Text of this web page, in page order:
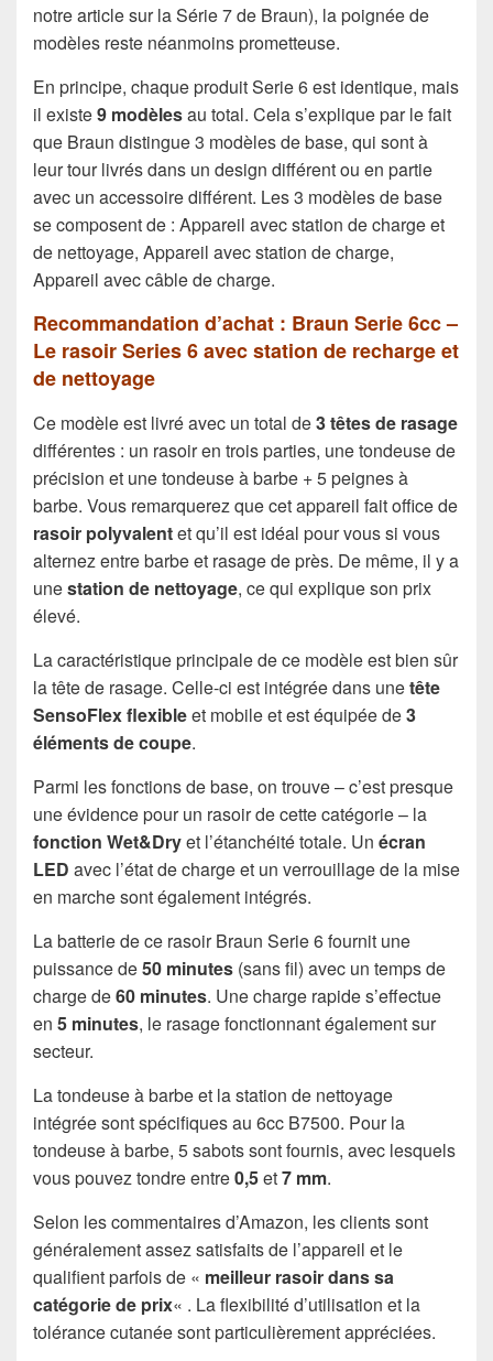
notre article sur la Série 7 de Braun), la poignée de
modèles reste néanmoins prometteuse.
En principe, chaque produit Serie 6 est identique, mais
il existe9 modèlesau total. Cela s’explique par le fait
que Braun distingue 3 modèles de base, qui sont à
leur tour livrés dans un design différent ou en partie
avec un accessoire différent. Les 3 modèles de base
se composent de : Appareil avec station de charge et
de nettoyage, Appareil avec station de charge,
Appareil avec câble de charge.
Recommandation d’achat : Braun Serie 6cc –
Le rasoir Series 6 avec station de recharge et
de nettoyage
Ce modèle est livré avec un total de3 têtes de rasage
différentes : un rasoir en trois parties, une tondeuse de
précision et une tondeuse à barbe + 5 peignes à
barbe. Vous remarquerez que cet appareil fait office de
rasoir polyvalentet qu’il est idéal pour vous si vous
alternez entre barbe et rasage de près. De même, il y a
unestation de nettoyage, ce qui explique son prix
élevé.
La caractéristique principale de ce modèle est bien sûr
la tête de rasage. Celle-ci est intégrée dans unetête
SensoFlex flexibleet mobile et est équipée de3
éléments de coupe.
Parmi les fonctions de base, on trouve – c’est presque
une évidence pour un rasoir de cette catégorie – la
fonction Wet&Dryet l’étanchéité totale. Un écran
LED avec l’état de charge et un verrouillage de la mise
en marche sont également intégrés.
La batterie de ce rasoir Braun Serie 6 fournit une
puissance de50 minutes (sans fil) avec un temps de
charge de60 minutes. Une charge rapide s’effectue
en 5 minutes, le rasage fonctionnant également sur
secteur.
La tondeuse à barbe et la station de nettoyage
intégrée sont spécifiques au 6cc B7500. Pour la
tondeuse à barbe, 5 sabots sont fournis, avec lesquels
vous pouvez tondre entre0,5et7 mm.
Selon les commentaires d’Amazon, les clients sont
généralement assez satisfaits de l’appareil et le
qualifient parfois de « meilleur rasoir dans sa
catégorie de prix« . La flexibilité d’utilisation et la
tolérance cutanée sont particulièrement appréciées.